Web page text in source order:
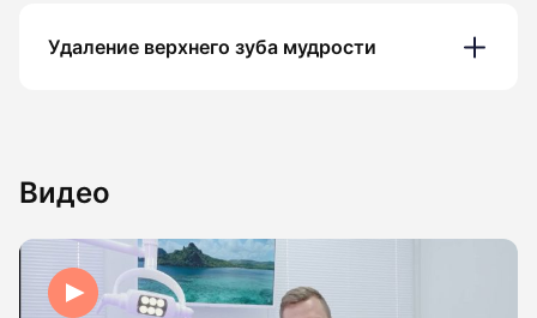
Удаление верхнего зуба мудрости
Видео